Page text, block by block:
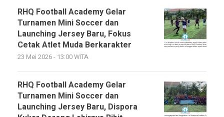
RHQ Football Academy Gelar
Turnamen Mini Soccer dan
Launching Jersey Baru, Fokus
Cetak Atlet Muda Berkarakter
23 Mei 2026 - 13:00 WITA
RHQ Football Academy Gelar
Turnamen Mini Soccer dan
Launching Jersey Baru, Dispora